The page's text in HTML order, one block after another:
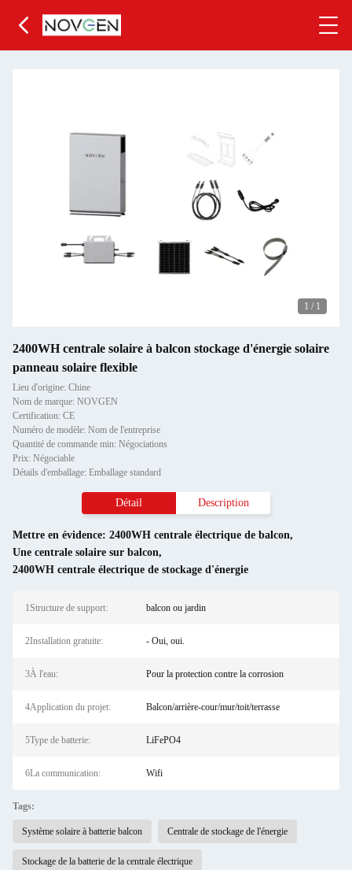
1 / 1
2400WH centrale solaire à balcon stockage d'énergie solaire
panneau solaire flexible
Lieu d'origine: Chine
Nom de marque: NOVGEN
Certification: CE
Numéro de modèle: Nom de l'entreprise
Quantité de commande min: Négociations
Prix: Négociable
Détails d'emballage: Emballage standard
Détail Description
Mettre en évidence: 2400WH centrale électrique de balcon,
Une centrale solaire sur balcon,
2400WH centrale électrique de stockage d'énergie
1Structure de support: balcon ou jardin
2Installation gratuite: - Oui, oui.
3À l'eau: Pour la protection contre la corrosion
4Application du projet: Balcon/arrière-cour/mur/toit/terrasse
5Type de batterie: LiFePO4
6La communication: Wifi
Tags:
Système solaire à batterie balcon Centrale de stockage de l'énergie
Stockage de la batterie de la centrale électrique